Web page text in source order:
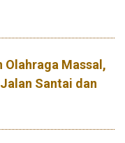
Olahraga Massal,
Santai dan